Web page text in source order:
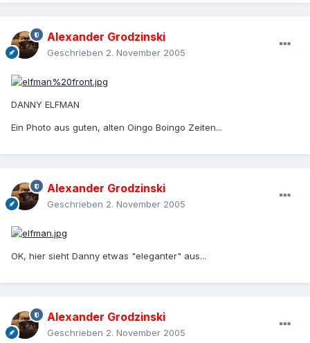
Alexander Grodzinski
Geschrieben 2. November 2005
DANNY ELFMAN
Ein Photo aus guten, alten Oingo Boingo Zeiten...
Alexander Grodzinski
Geschrieben 2. November 2005
OK, hier sieht Danny etwas "eleganter" aus...
Alexander Grodzinski
Geschrieben 2. November 2005